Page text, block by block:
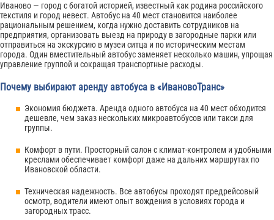
Иваново — город с богатой историей, известный как родина российского
текстиля и город невест. Автобус на 40 мест становится наиболее
рациональным решением, когда нужно доставить сотрудников на
предприятия, организовать выезд на природу в загородные парки или
отправиться на экскурсию в музеи ситца и по историческим местам
города. Один вместительный автобус заменяет несколько машин, упрощая
управление группой и сокращая транспортные расходы.
Почему выбирают аренду автобуса в «ИвановоТранс»
Экономия бюджета. Аренда одного автобуса на 40 мест обходится
дешевле, чем заказ нескольких микроавтобусов или такси для
группы.
Комфорт в пути. Просторный салон с климат-контролем и удобными
креслами обеспечивает комфорт даже на дальних маршрутах по
Ивановской области.
Техническая надежность. Все автобусы проходят предрейсовый
осмотр, водители имеют опыт вождения в условиях города и
загородных трасс.